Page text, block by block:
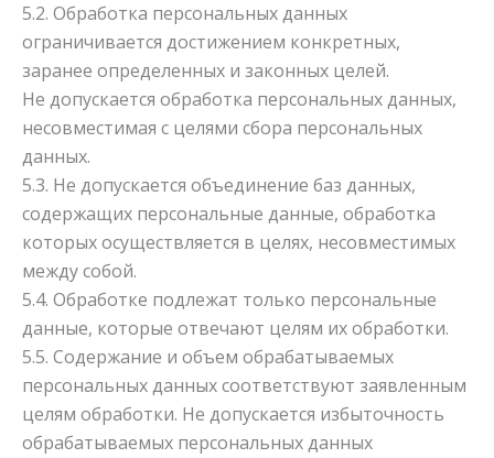
5.2. Обработка персональных данных
ограничивается достижением конкретных,
заранее определенных и законных целей.
Не допускается обработка персональных данных,
несовместимая с целями сбора персональных
данных.
5.3. Не допускается объединение баз данных,
содержащих персональные данные, обработка
которых осуществляется в целях, несовместимых
между собой.
5.4. Обработке подлежат только персональные
данные, которые отвечают целям их обработки.
5.5. Содержание и объем обрабатываемых
персональных данных соответствуют заявленным
целям обработки. Не допускается избыточность
обрабатываемых персональных данных